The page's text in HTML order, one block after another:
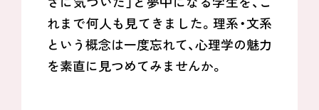
れまで何人も見てきました。理系・文系
という概念は一度忘れて、心理学の魅力
を素直に見つめてみませんか。